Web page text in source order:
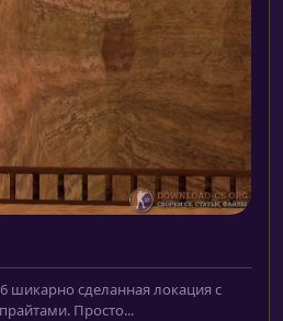
шикарно сделанная локация с
Просто...